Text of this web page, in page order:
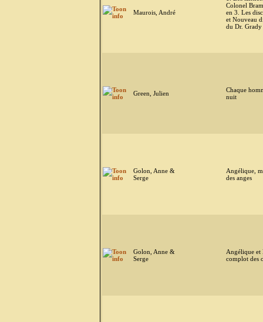
Maurois, André
Colonel
en 3. Les
et Nouveau
du Dr. Grady
Green, Julien
Chaque
nuit
Golon, Anne &
Serge
Angélique,
des anges
Golon, Anne &
Serge
Angélique et
complot des